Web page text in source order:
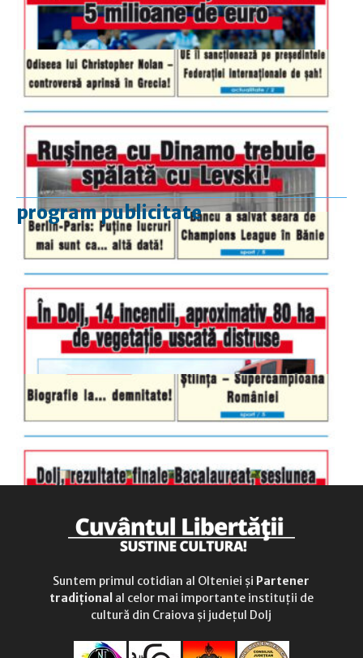
program publicitate
luni-vineri
9.00 - 17.00
duminică
9.00 - 12.00
Suntem primul cotidian al Olteniei și Partener
tradițional al celor mai importante instituții de
cultură din Craiova și județul Dolj